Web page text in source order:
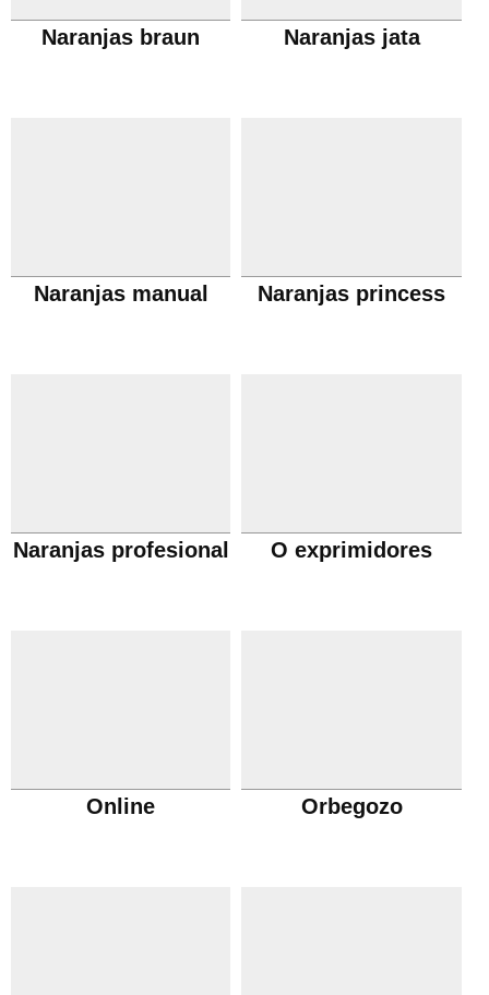
Naranjas braun Naranjas jata
Naranjas manual Naranjas princess
Naranjas profesional O exprimidores
Online Orbegozo